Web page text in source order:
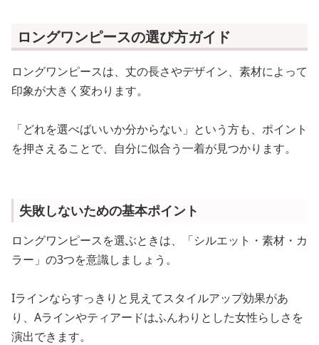
ロングワンピースの選び方ガイド
ロングワンピースは、丈の長さやデザイン、素材によって
印象が大きく変わります。
「どれを選べばいいか分からない」という方も、ポイント
を押さえることで、自分に似合う一着が見つかります。
失敗しないための基本ポイント
ロングワンピースを選ぶときは、「シルエット・素材・カ
ラー」の3つを意識しましょう。
Iラインならすっきりと見えてスタイルアップ効果があ
り、Aラインやティアードはふんわりとした女性らしさを
演出できます。